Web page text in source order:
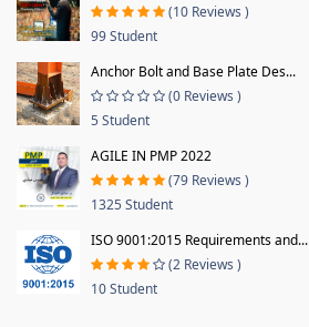
(10 Reviews )
99 Student
Anchor Bolt and Base Plate Des...
(0 Reviews )
5 Student
AGILE IN PMP 2022
(79 Reviews )
1325 Student
ISO 9001:2015 Requirements and...
(2 Reviews )
10 Student